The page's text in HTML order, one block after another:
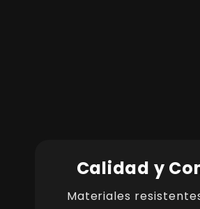
Calidad y
Materiales